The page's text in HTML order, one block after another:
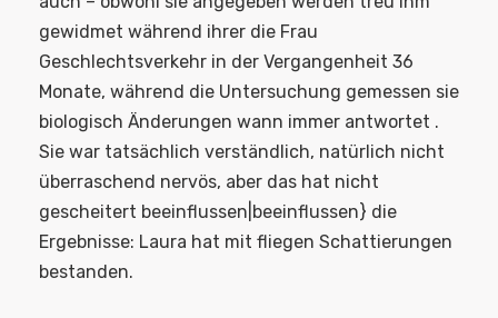
gewidmet während ihrer die Frau
Geschlechtsverkehr in der Vergangenheit 36
Monate, während die Untersuchung gemessen sie
biologisch Änderungen wann immer antwortet .
Sie war tatsächlich verständlich, natürlich nicht
überraschend nervös, aber das hat nicht
gescheitert beeinflussen|beeinflussen} die
Ergebnisse: Laura hat mit fliegen Schattierungen
bestanden.